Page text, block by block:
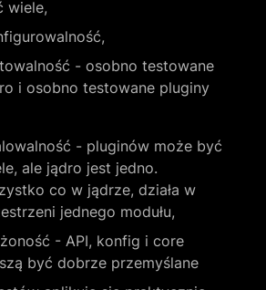
wiele,
- osobno testowane
i osobno testowane pluginy
- pluginów może być
ale jądro jest jedno.
co w jądrze, działa w
jednego modułu,
- API, konfig i core
być dobrze przemyślane